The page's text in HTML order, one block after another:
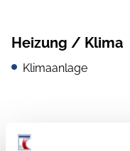
Heizung / Klima
Klimaanlage
Küche